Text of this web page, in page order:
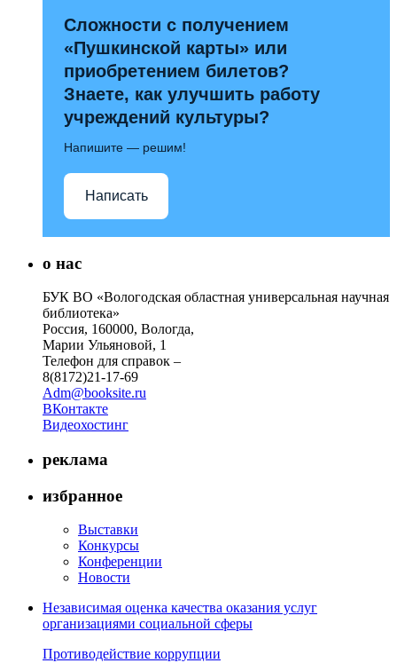
Сложности с получением
«Пушкинской карты» или
приобретением билетов?
Знаете, как улучшить работу
учреждений культуры?
Напишите — решим!
Написать
о нас
БУК ВО «Вологодская областная универсальная научная
библиотека»
Россия, 160000, Вологда,
Марии Ульяновой, 1
Телефон для справок –
8(8172)21-17-69
Adm@booksite.ru
ВКонтакте
Видеохостинг
реклама
избранное
Выставки
Конкурсы
Конференции
Новости
Независимая оценка качества оказания услуг
организациями социальной сферы
Противодействие коррупции